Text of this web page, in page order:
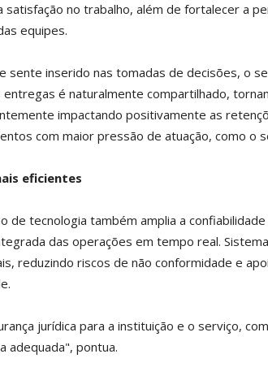
satisfação no trabalho, além de fortalecer a
equipes.
sente inserido nas tomadas de decisões, o
é naturalmente compartilhado,
impactando positivamente as
com maior pressão de atuação, como o
eficientes
de tecnologia também amplia a
das operações em tempo real.
reduzindo riscos de não conformidade e
jurídica para a instituição e o serviço,
adequada", pontua.